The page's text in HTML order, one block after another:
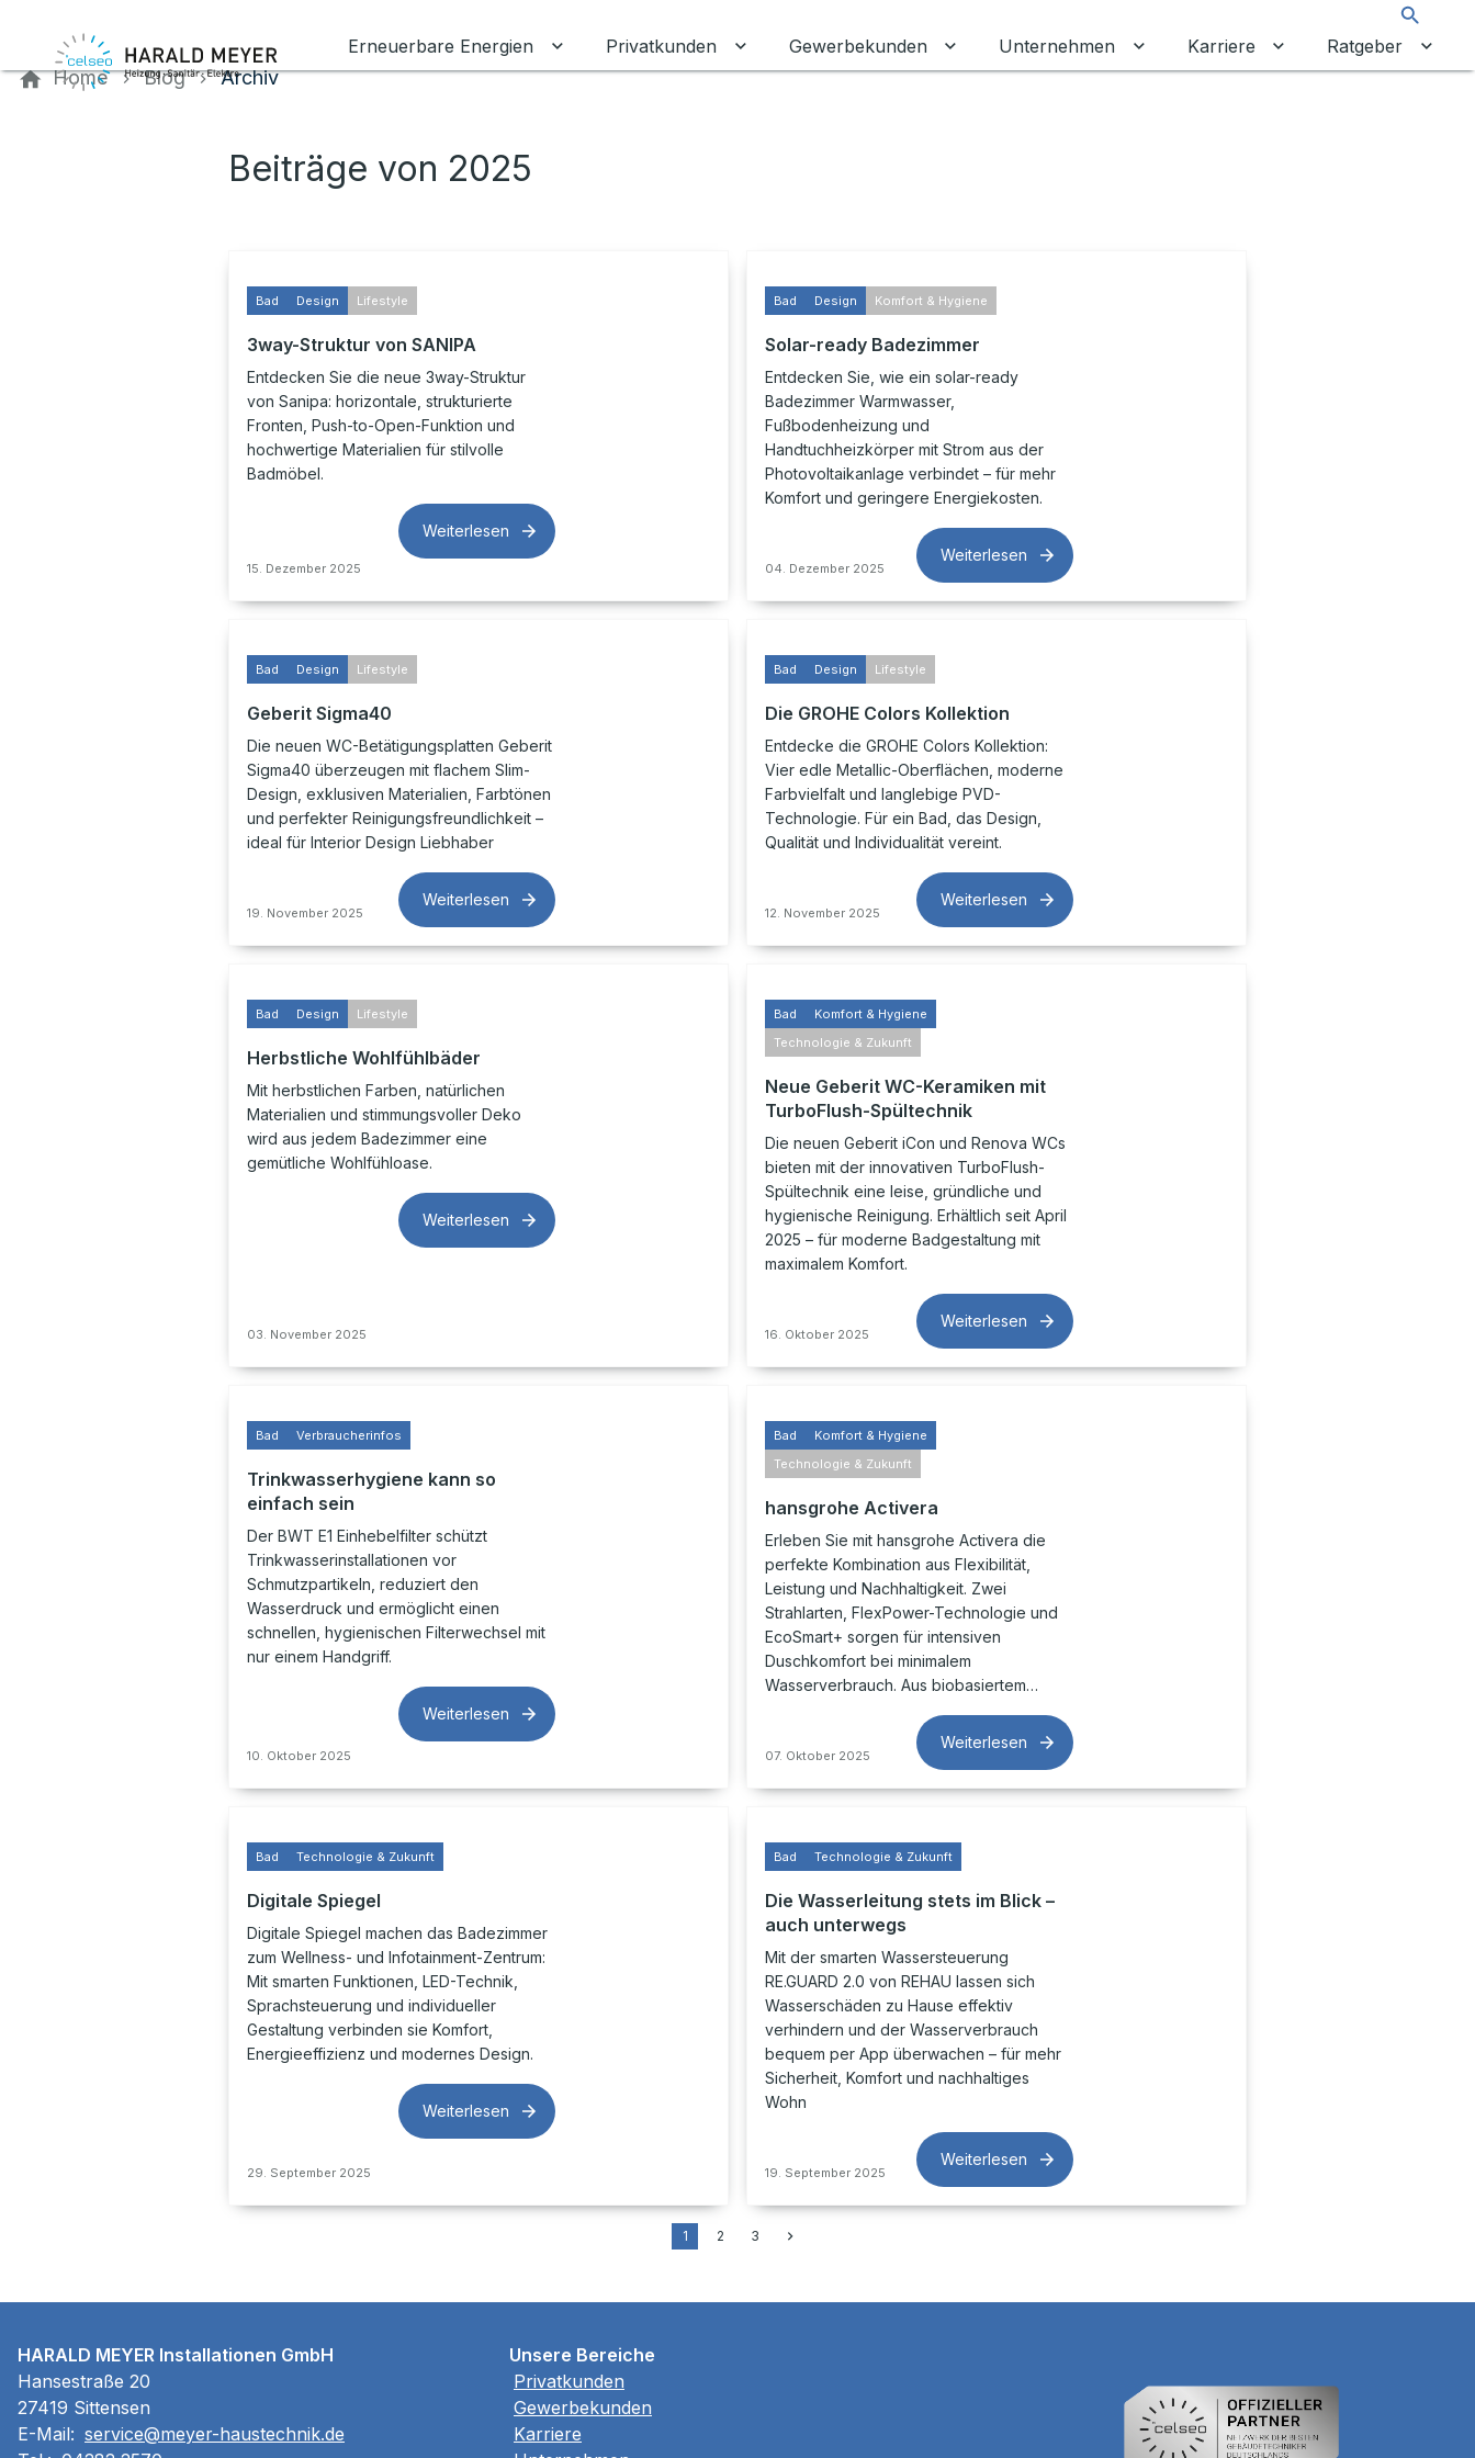
Erneuerbare Energien
Untermenü für Erneuerbare Energien umschalten
Privatkunden Untermenü für Privatkunden umschalten
Gewerbekunden Untermenü für Gewerbekunden umschalten
Unternehmen Untermenü für Unternehmen
Karriere Untermenü für
Ratgeber
Home Blog Archiv
Beiträge von 2025
Bad Design Lifestyle
3way-Struktur von SANIPA
Entdecken Sie die neue 3way-Struktur
von Sanipa: horizontale, strukturierte
Fronten, Push-to-Open-Funktion und
hochwertige Materialien für stilvolle
Badmöbel.
15. Dezember 2025
Weiterlesen
Bad Design Komfort & Hygiene
Solar-ready Badezimmer
Entdecken Sie, wie ein solar-ready
Badezimmer Warmwasser,
Fußbodenheizung und
Handtuchheizkörper mit Strom aus der
Photovoltaikanlage verbindet – für mehr
Komfort und geringere Energiekosten.
04. Dezember 2025
Weiterlesen
Bad Design Lifestyle
Geberit Sigma40
Die neuen WC-Betätigungsplatten Geberit
Sigma40 überzeugen mit flachem Slim-
Design, exklusiven Materialien, Farbtönen
und perfekter Reinigungsfreundlichkeit –
ideal für Interior Design Liebhaber
19. November 2025
Weiterlesen
Bad Design Lifestyle
Die GROHE Colors Kollektion
Entdecke die GROHE Colors Kollektion:
Vier edle Metallic-Oberflächen, moderne
Farbvielfalt und langlebige PVD-
Technologie. Für ein Bad, das Design,
Qualität und Individualität vereint.
12. November 2025
Weiterlesen
Bad Design Lifestyle
Herbstliche Wohlfühlbäder
Mit herbstlichen Farben, natürlichen
Materialien und stimmungsvoller Deko
wird aus jedem Badezimmer eine
gemütliche Wohlfühloase.
03. November 2025
Weiterlesen
Bad
Komfort & Hygiene
Technologie & Zukunft
Neue Geberit WC-Keramiken mit
TurboFlush-Spültechnik
Die neuen Geberit iCon und Renova WCs
bieten mit der innovativen TurboFlush-
Spültechnik eine leise, gründliche und
hygienische Reinigung. Erhältlich seit April
2025 – für moderne Badgestaltung mit
maximalem Komfort.
16. Oktober 2025
Weiterlesen
Bad Verbraucherinfos
Trinkwasserhygiene kann so
einfach sein
Der BWT E1 Einhebelfilter schützt
Trinkwasserinstallationen vor
Schmutzpartikeln, reduziert den
Wasserdruck und ermöglicht einen
schnellen, hygienischen Filterwechsel mit
nur einem Handgriff.
10. Oktober 2025
Weiterlesen
Bad
Komfort & Hygiene
Technologie & Zukunft
hansgrohe Activera
Erleben Sie mit hansgrohe Activera die
perfekte Kombination aus Flexibilität,
Leistung und Nachhaltigkeit. Zwei
Strahlarten, FlexPower-Technologie und
EcoSmart+ sorgen für intensiven
Duschkomfort bei minimalem
Wasserverbrauch. Aus biobasiertem…
07. Oktober 2025
Weiterlesen
Bad Technologie & Zukunft
Digitale Spiegel
Digitale Spiegel machen das Badezimmer
zum Wellness- und Infotainment-Zentrum:
Mit smarten Funktionen, LED-Technik,
Sprachsteuerung und individueller
Gestaltung verbinden sie Komfort,
Energieeffizienz und modernes Design.
29. September 2025
Weiterlesen
Bad Technologie & Zukunft
Die Wasserleitung stets im Blick –
auch unterwegs
Mit der smarten Wassersteuerung
RE.GUARD 2.0 von REHAU lassen sich
Wasserschäden zu Hause effektiv
verhindern und der Wasserverbrauch
bequem per App überwachen – für mehr
Sicherheit, Komfort und nachhaltiges
Wohn
19. September 2025
Weiterlesen
1 2 3
HARALD MEYER Installationen GmbH
Hansestraße 20
27419 Sittensen
E-Mail: service@meyer-haustechnik.de
Unsere Bereiche
Privatkunden
Gewerbekunden
Karriere